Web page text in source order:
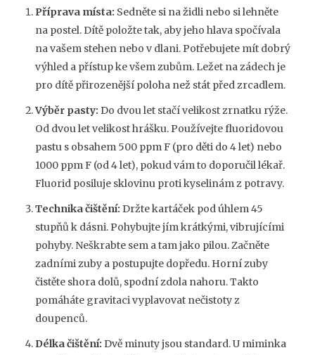
Příprava místa: Sedněte si na židli nebo si lehněte
na postel. Dítě položte tak, aby jeho hlava spočívala
na vašem stehen nebo v dlani. Potřebujete mít dobrý
výhled a přístup ke všem zubům. Ležet na zádech je
pro dítě přirozenější poloha než stát před zrcadlem.
Výběr pasty: Do dvou let stačí velikost zrnatku rýže.
Od dvou let velikost hrášku. Používejte fluoridovou
pastu s obsahem 500 ppm F (pro děti do 4 let) nebo
1000 ppm F (od 4 let), pokud vám to doporučil lékař.
Fluorid posiluje sklovinu proti kyselinám z potravy.
Technika čištění: Držte kartáček pod úhlem 45
stupňů k dásni. Pohybujte jím krátkými, vibrujícími
pohyby. Neškrabte sem a tam jako pilou. Začněte
zadními zuby a postupujte dopředu. Horní zuby
čistěte shora dolů, spodní zdola nahoru. Takto
pomáháte gravitaci vyplavovat nečistoty z
doupenců.
Délka čištění: Dvě minuty jsou standard. U miminka